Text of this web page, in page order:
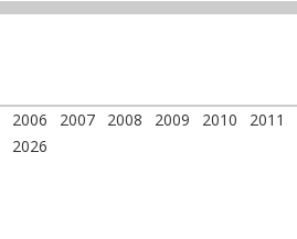
2006 2007 2008 2009 2010 2011
2026